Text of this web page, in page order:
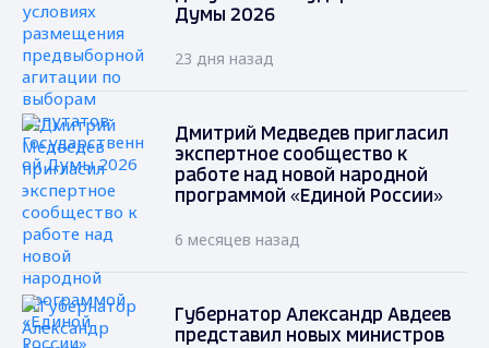
Думы 2026
23 дня назад
Дмитрий Медведев пригласил
экспертное сообщество к
работе над новой народной
программой «Единой России»
6 месяцев назад
Губернатор Александр Авдеев
представил новых министров